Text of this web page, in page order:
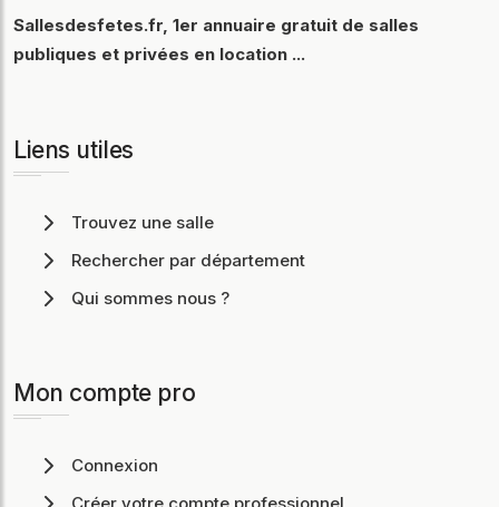
Sallesdesfetes.fr, 1er annuaire gratuit de salles
publiques et privées en location ...
Liens utiles
Trouvez une salle
Rechercher par département
Qui sommes nous ?
Mon compte pro
Connexion
Créer votre compte professionnel